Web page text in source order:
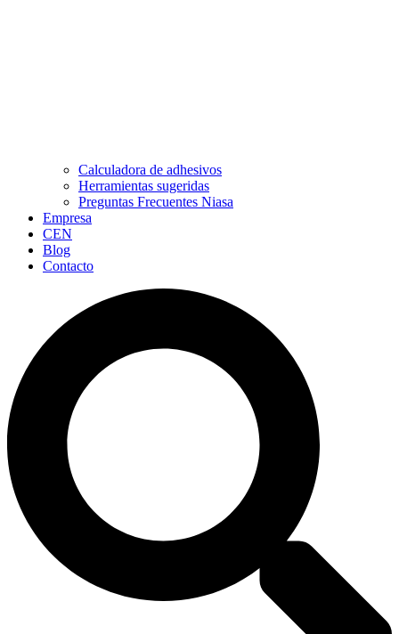
Calculadora de adhesivos
Herramientas sugeridas
Preguntas Frecuentes Niasa
Empresa
CEN
Blog
Contacto